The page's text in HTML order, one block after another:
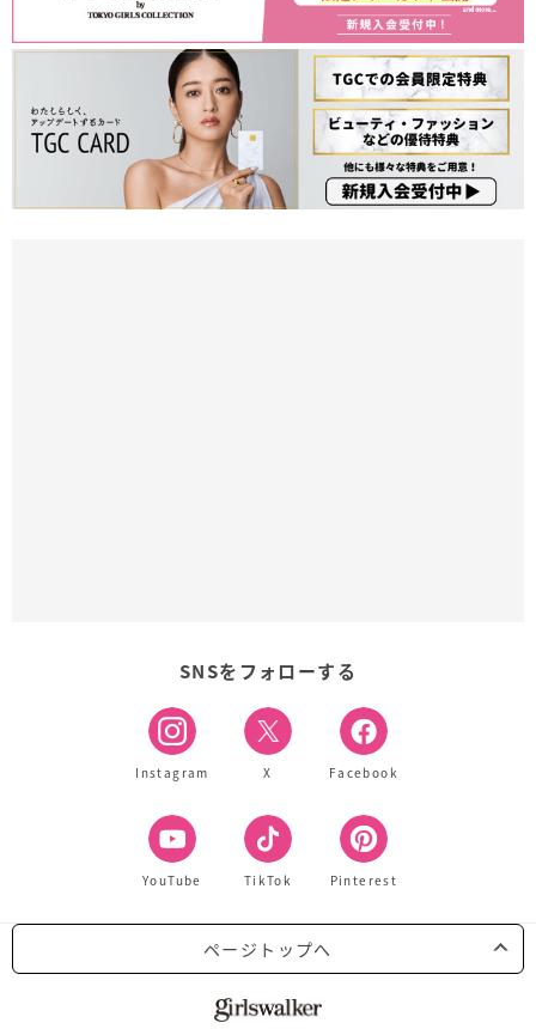
SNSをフォローする
Instagram X Facebook
YouTube TikTok Pinterest
ページトップへ